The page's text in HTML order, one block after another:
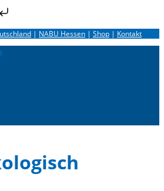
| NABU Hessen | Shop | Kontakt